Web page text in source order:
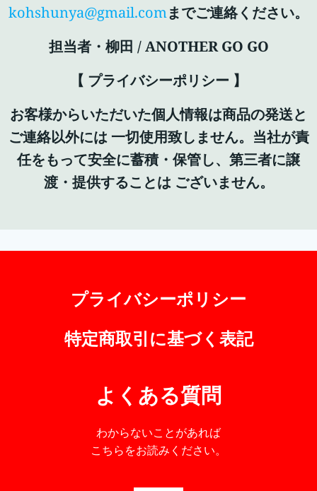
kohshunya@gmail.comまでご連絡ください。
担当者・柳田 / ANOTHER GO GO
【 プライバシーポリシー 】
お客様からいただいた個人情報は商品の発送と
ご連絡以外には 一切使用致しません。当社が責
任をもって安全に蓄積・保管し、第三者に譲
渡・提供することは ございません。
プライバシーポリシー
特定商取引に基づく表記
よくある質問
わからないことがあれば
こちらをお読みください。